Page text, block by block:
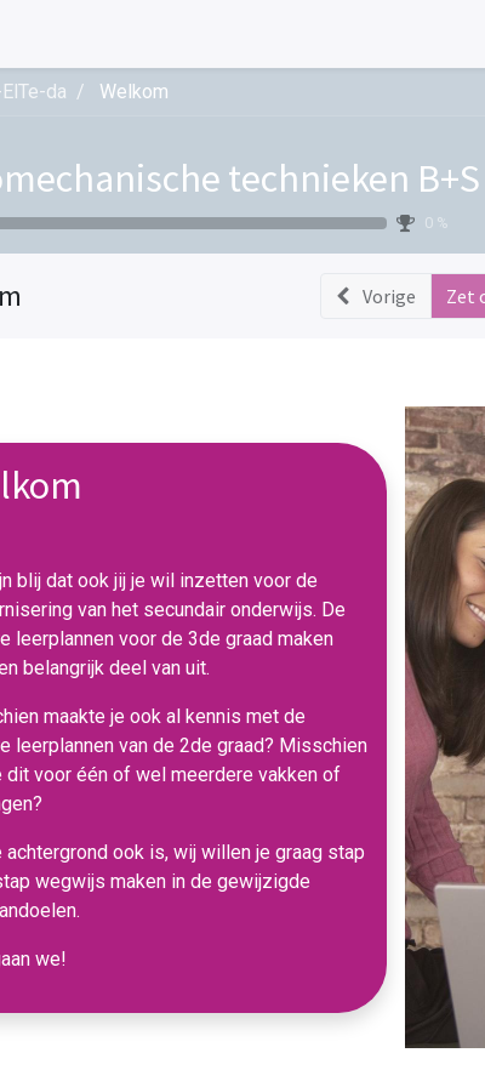
da Welkom
technieken
0 %
Vorige Zet
blij dat ook jij je wil inzetten voor de
van het secundair onderwijs. De
leerplannen voor de 3de graad maken
belangrijk deel van uit.
maakte je ook al kennis met de
leerplannen van de 2de graad? Misschien
dit voor één of wel meerdere vakken of
achtergrond ook is, wij willen je graag stap
wegwijs maken in de gewijzigde
we!